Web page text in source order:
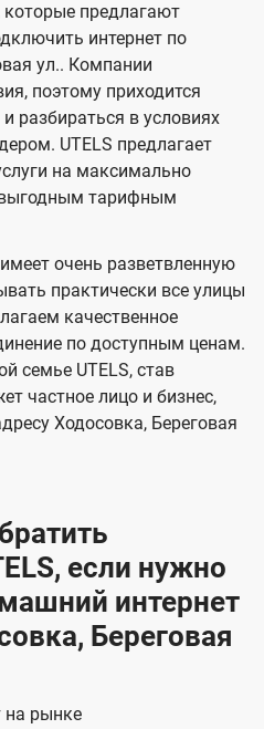
е
л
е
в
и
д
е
и
я
которые предлагают
интернет по
ул.. Компании
поэтому приходится
разбираться в условиях
UTELS предлагает
на максимально
тарифным
очень разветвленную
практически все улицы
качественное
по доступным ценам.
семье UTELS, став
частное лицо и бизнес,
Ходосовка, Береговая
если нужно
интернет
Береговая
на рынке